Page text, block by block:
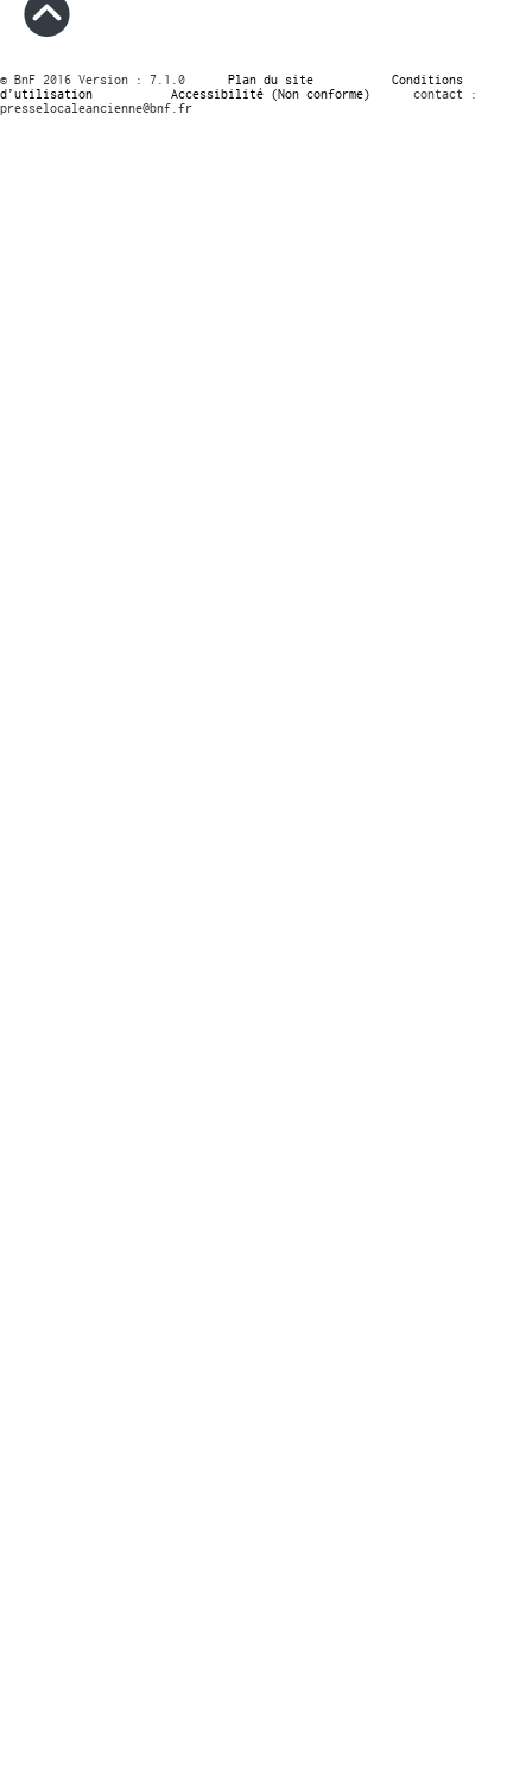
© BnF 2016 Version : 7.1.0 Plan du site
Conditions
d’utilisation
Accessibilité (Non conforme)
contact :
presselocaleancienne@bnf.fr